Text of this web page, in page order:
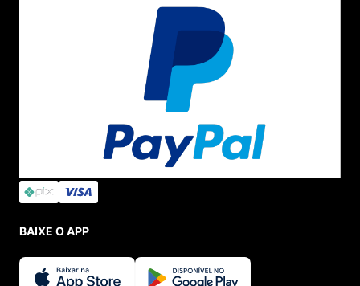
BAIXE O APP